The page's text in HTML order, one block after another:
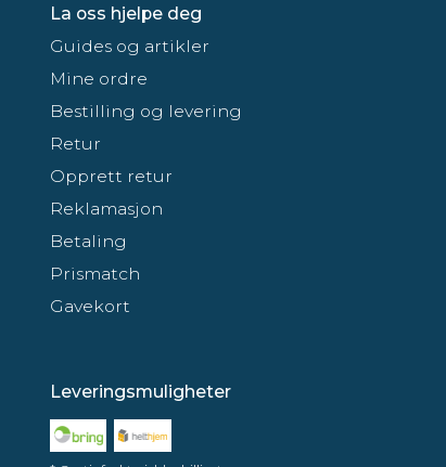
La oss hjelpe deg
Guides og artikler
Mine ordre
Bestilling og levering
Retur
Opprett retur
Reklamasjon
Betaling
Prismatch
Gavekort
Leveringsmuligheter